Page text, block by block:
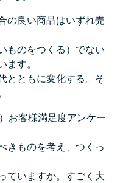
の良い商品はいずれ売
ものをつくる）でない
ます。
とともに変化する。そ
お客様満足度アンケー
きものを考え、つくっ
ていますか。すごく大